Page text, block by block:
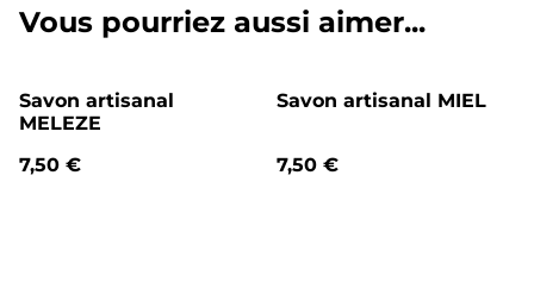
Vous pourriez aussi aimer...
Savon artisanal
MELEZE
7,50 €
Savon artisanal MIEL
7,50 €